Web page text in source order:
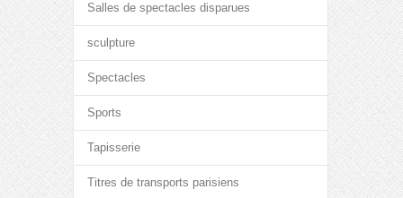
Salles de spectacles disparues
sculpture
Spectacles
Sports
Tapisserie
Titres de transports parisiens